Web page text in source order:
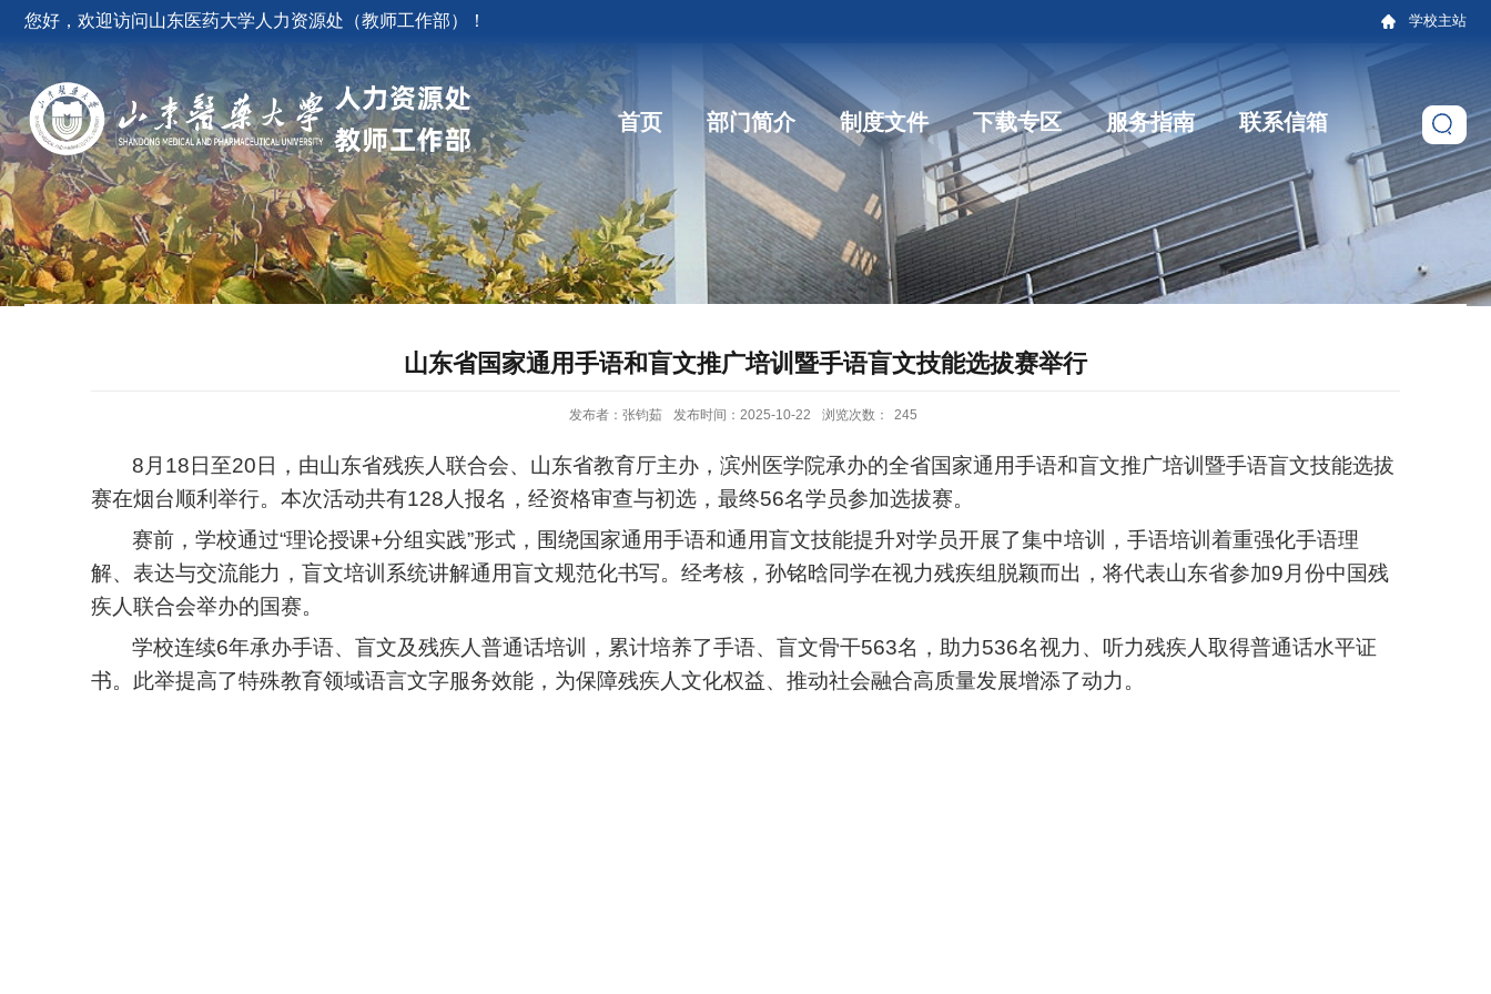
您好，欢迎访问山东医药大学人力资源处（教师工作部）！ 学校主站
首页 部门简介 制度文件 下载专区 服务指南 联系信箱
山东省国家通用手语和盲文推广培训暨手语盲文技能选拔赛举行
发布者：张钧茹 发布时间：2025-10-22 浏览次数： 245
8月18日至20日，由山东省残疾人联合会、山东省教育厅主办，滨州医学院承办的全省国家通用手语和盲文推广培训暨手语盲文技能选拔
赛在烟台顺利举行。本次活动共有128人报名，经资格审查与初选，最终56名学员参加选拔赛。
赛前，学校通过“理论授课+分组实践”形式，围绕国家通用手语和通用盲文技能提升对学员开展了集中培训，手语培训着重强化手语理
解、表达与交流能力，盲文培训系统讲解通用盲文规范化书写。经考核，孙铭晗同学在视力残疾组脱颖而出，将代表山东省参加9月份中国残
疾人联合会举办的国赛。
学校连续6年承办手语、盲文及残疾人普通话培训，累计培养了手语、盲文骨干563名，助力536名视力、听力残疾人取得普通话水平证
书。此举提高了特殊教育领域语言文字服务效能，为保障残疾人文化权益、推动社会融合高质量发展增添了动力。